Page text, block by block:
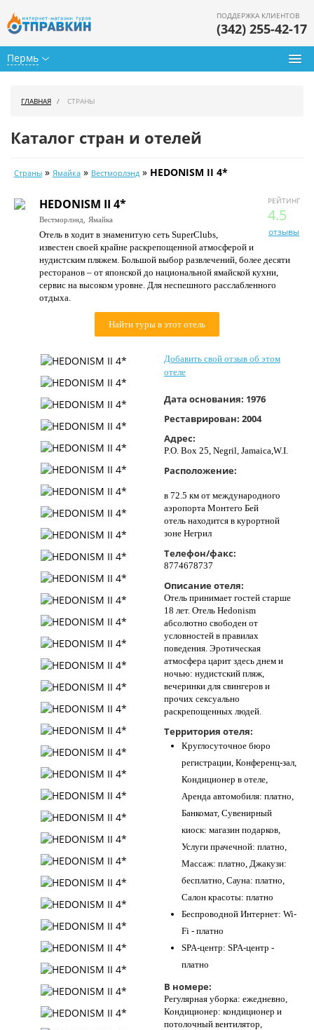
Пермь
ПОДДЕРЖКА КЛИЕНТОВ
(342) 255-42-17
Календарь туров
Цены дня
Страны
Как купить
О нас
ГЛАВНАЯ СТРАНЫ
Каталог стран и отелей
Страны » Ямайка » Вестморлэнд » HEDONISM II 4*
РЕЙТИНГ
4.5
отзывы
HEDONISM II 4*
Вестморлэнд, Ямайка
Отель в ходит в знаменитую сеть SuperClubs,
известен своей крайне раскрепощенной атмосферой и
нудистским пляжем. Большой выбор развлечений, более десяти
ресторанов – от японской до национальной ямайской кухни,
сервис на высоком уровне. Для неспешного расслабленного
отдыха.
Найти туры в этот отель
Добавить свой отзыв об этом
отеле
Дата основания: 1976
Реставрирован: 2004
Адрес:
P.O. Box 25, Negril, Jamaica,W.I.
Расположение:
в 72.5 км от международного
аэропорта Монтего Бей
отель находится в курортной
зоне Негрил
Телефон/факс:
8774678737
Описание отеля:
Отель принимает гостей старше
18 лет. Отель Hedonism
абсолютно свободен от
условностей в правилах
поведения. Эротическая
атмосфера царит здесь днем и
ночью: нудистский пляж,
вечеринки для свингеров и
прочих сексуально
раскрепощенных людей.
Территория отеля:
Круглосуточное бюро
регистрации, Конференц-зал,
Кондиционер в отеле,
Аренда автомобиля: платно,
Банкомат, Сувенирный
киоск: магазин подарков,
Услуги прачечной: платно,
Массаж: платно, Джакузи:
бесплатно, Сауна: платно,
Салон красоты: платно
Беспроводной Интернет: Wi-
Fi - платно
SPA-центр: SPA-центр -
платно
В номере:
Регулярная уборка: ежедневно,
Кондиционер: кондиционер и
потолочный вентилятор,